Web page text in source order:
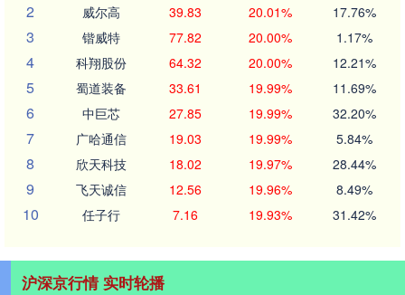
2 威尔高 39.83 20.01% 17.76%
3 锴威特 77.82 20.00% 1.17%
4 科翔股份 64.32 20.00% 12.21%
5 蜀道装备 33.61 19.99% 11.69%
6 中巨芯 27.85 19.99% 32.20%
7 广哈通信 19.03 19.99% 5.84%
8 欣天科技 18.02 19.97% 28.44%
9 飞天诚信 12.56 19.96% 8.49%
10 任子行 7.16 19.93% 31.42%
沪深京行情 实时轮播